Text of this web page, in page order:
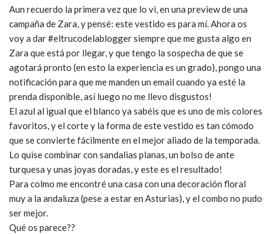
Aun recuerdo la primera vez que lo vi, en una preview de una
campaña de Zara, y pensé: este vestido es para mí. Ahora os
voy a dar #eltrucodelablogger siempre que me gusta algo en
Zara que está por llegar, y que tengo la sospecha de que se
agotará pronto (en esto la experiencia es un grado), pongo una
notificación para que me manden un email cuando ya esté la
prenda disponible, así luego no me llevo disgustos!
El azul al igual que el blanco ya sabéis que es uno de mis colores
favoritos, y el corte y la forma de este vestido es tan cómodo
que se convierte fácilmente en el mejor aliado de la temporada.
Lo quise combinar con sandalias planas, un bolso de ante
turquesa y unas joyas doradas, y este es el resultado!
Para colmo me encontré una casa con una decoración floral
muy a la andaluza (pese a estar en Asturias), y el combo no pudo
ser mejor.
Qué os parece??